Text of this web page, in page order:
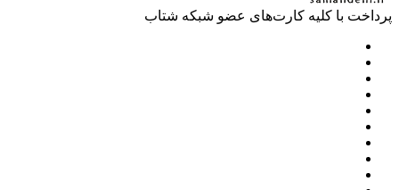
با کلیه کارت‌های عضو شبکه شتاب